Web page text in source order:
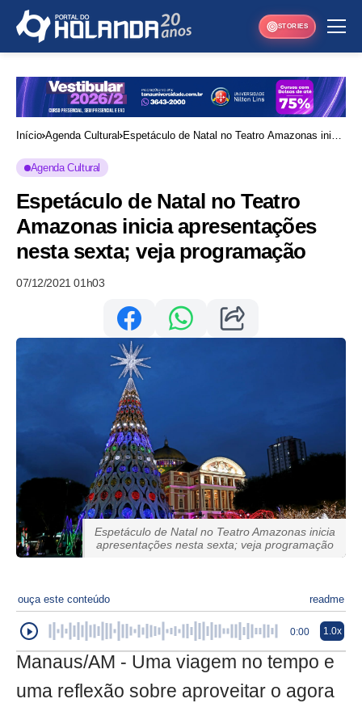
STORIES
Início Agenda Cultural Espetáculo de Natal no Teatro Amazonas inicia
Agenda Cultural
Espetáculo de Natal no Teatro
Amazonas inicia apresentações
nesta sexta; veja programação
07/12/2021 01h03
Espetáculo de Natal no Teatro Amazonas inicia
apresentações nesta sexta; veja programação
ouça este conteúdo readme
0:00 1.0x
Manaus/AM - Uma viagem no tempo e
uma reflexão sobre aproveitar o agora